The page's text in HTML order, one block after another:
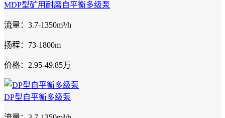
MDP型矿用耐磨自平衡多级泵
流量：3.7-1350m³/h
扬程：73-1800m
价格：2.95-49.85万
DP型自平衡多级泵